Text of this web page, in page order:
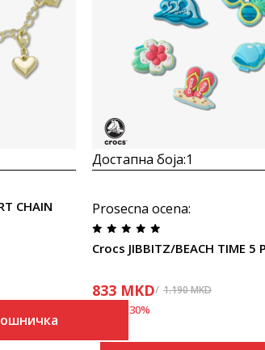
CHAIN
Достапна боја:1
Prosecna ocena:
Crocs JIBBITZ/BEACH TIME 5
833 MKD 1.190MKD
30%